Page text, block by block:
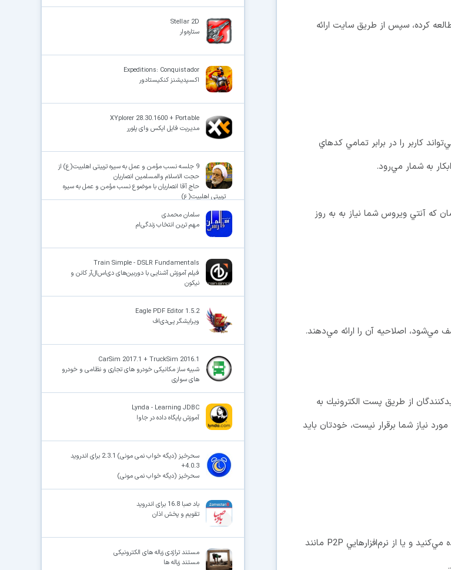
كرده، سپس از طريق سايت ارائه
كاربر را در برابر تمامي كدهاي
به شمار مي‌رود.
كه آنتي ويروس شما نياز به به روز
مي‌شود، اصلاحيه آن را ارائه مي‌دهند.
از طريق پست الكترونيك به
نياز شما برقرار نيست، خودتان بايد
زماني كه ضميمه يك پست الكترونيك را باز مي‌كنيد، از اتاق‌هاي گفت‌وگو استفاده مي‌كنيد و يا از نرم‌افزارهايي P2P مانند
Stellar 2D
ستاره‌وار
Expeditions: Conquistador
اکسپدیشنز کنکیستادور
XYplorer 28.30.1600 + Portable
مدیریت فایل ایکس وای پلورر
9 جلسه نسب مؤمن و عمل به سیره تربیتی اهلبیت(ع) از
حجت الاسلام والمسلمین انصاریان
حاج آقا انصاریان با موضوع نسب مؤمن و عمل به سیره
تربیتی اهلبیت(ع)
سلمان محمدی
مهم ترین انتخاب زندگی‌ام
Train Simple - DSLR Fundamentals
فیلم آموزش آشنایی با دوربین‌های دی‌اس‌ال‌آر کانن و
نیکون
Eagle PDF Editor 1.5.2
ویرایشگر پی‌دی‌اف
CarSim 2017.1 + TruckSim 2016.1
شبیه ساز مکانیکی خودرو های تجاری و نظامی و خودرو
های سواری
Lynda - Learning JDBC
آموزش پایگاه داده در جاوا
سحرخیز (دیگه خواب نمی مونی) 2.3.1 برای اندروید
4.0.3+
سحرخیز (دیگه خواب نمی مونی)
باد صبا 16.8 برای اندروید
تقویم و پخش اذان
مستند تراژدی زباله های الکترونیکی
مستند زباله ها